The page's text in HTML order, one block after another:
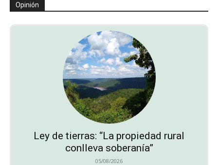
Opinión
Ley de tierras: “La propiedad rural
conlleva soberanía”
05/08/2026